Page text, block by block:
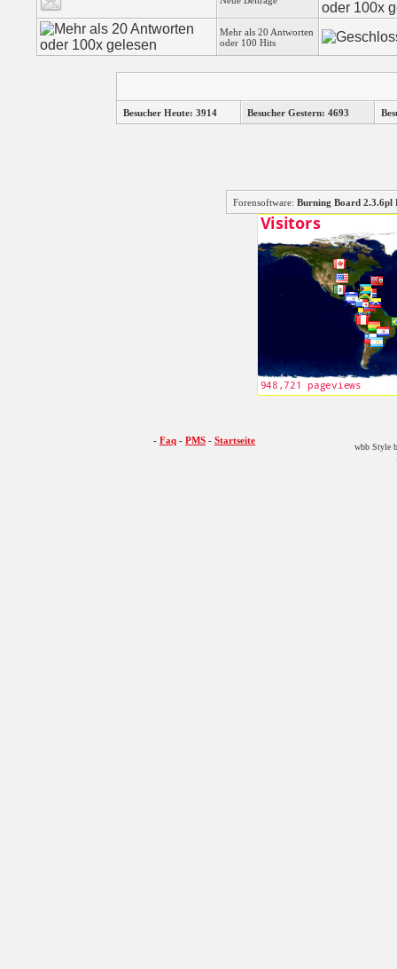
Mehr als 20 Antworten
oder 100 Hits
Besucher Heute: 3914 Besucher Gestern: 4693
Forensoftware: Burning Board
- Faq - PMS - Startseite
wbb Style